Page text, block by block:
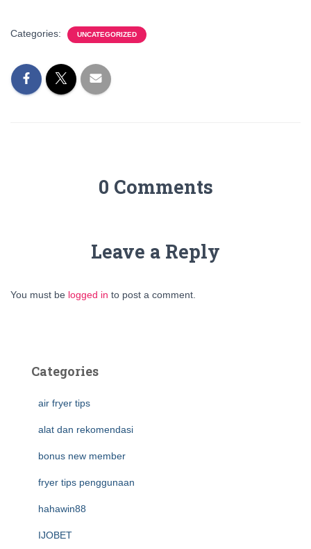
Categories: UNCATEGORIZED
0 Comments
Leave a Reply
You must be logged in to post a comment.
Categories
air fryer tips
alat dan rekomendasi
bonus new member
fryer tips penggunaan
hahawin88
IJOBET